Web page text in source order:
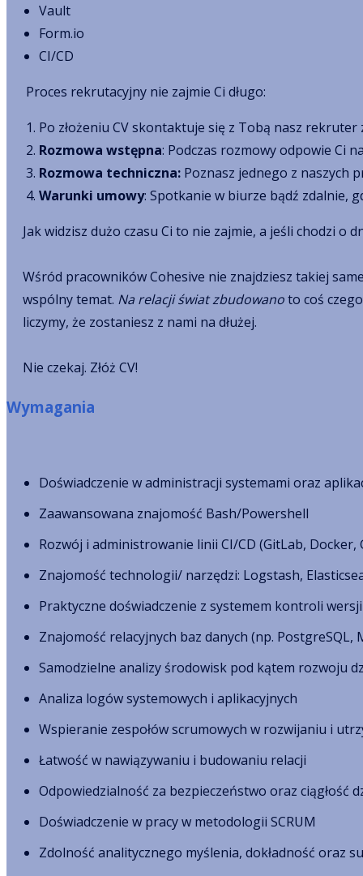
Vault
Form.io
CI/CD
Proces rekrutacyjny nie zajmie Ci długo:
Po złożeniu CV skontaktuje się z Tobą nasz
Rozmowa wstępna: Podczas rozmowy odpowie Ci
Rozmowa techniczna: Poznasz jednego z naszych
Warunki umowy: Spotkanie w biurze bądź zdalnie,
Jak widzisz dużo czasu Ci to nie zajmie, a jeśli chodzi o
Wśród pracowników Cohesive nie znajdziesz takiej
wspólny temat. Na relacji świat zbudowanoto coś
liczymy, że zostaniesz z nami na dłużej.
Nie czekaj. Złóż CV!
Wymagania
Doświadczenie w administracji systemami oraz
Zaawansowana znajomość Bash/Powershell
Rozwój i administrowanie linii CI/CD (GitLab, Docker,
Znajomość technologii/ narzędzi: Logstash,
Praktyczne doświadczenie z systemem kontroli
Znajomość relacyjnych baz danych (np. PostgreSQL,
Samodzielne analizy środowisk pod kątem rozwoju
Analiza logów systemowych i aplikacyjnych
Wspieranie zespołów scrumowych w rozwijaniu i
Łatwość w nawiązywaniu i budowaniu relacji
Odpowiedzialność za bezpieczeństwo oraz ciągłość
Doświadczenie w pracy w metodologii SCRUM
Zdolność analitycznego myślenia, dokładność oraz